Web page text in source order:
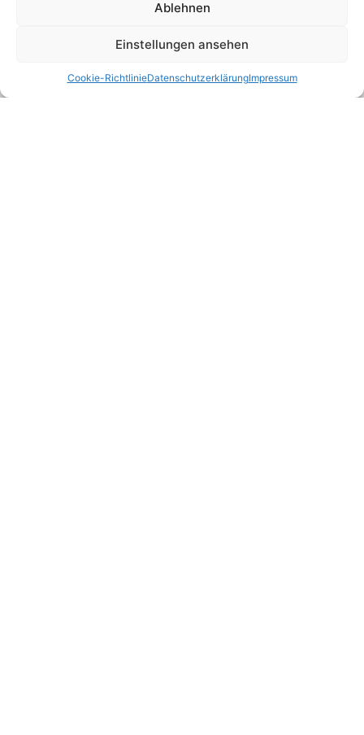
Ablehnen
Einstellungen ansehen
Cookie-RichtlinieDatenschutzerklärungImpressum